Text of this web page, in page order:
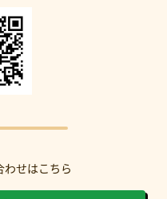
わせはこちら